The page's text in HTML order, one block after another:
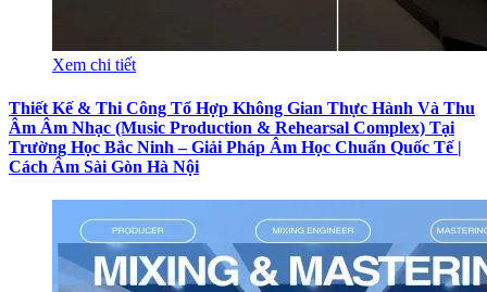
Xem chi tiết
Thiết Kế & Thi Công Tổ Hợp Không Gian Thực Hành Và Thu
Âm Âm Nhạc (Music Production & Rehearsal Complex) Tại
Trường Học Bắc Ninh – Giải Pháp Âm Học Chuẩn Quốc Tế |
Cách Âm Sài Gòn Hà Nội